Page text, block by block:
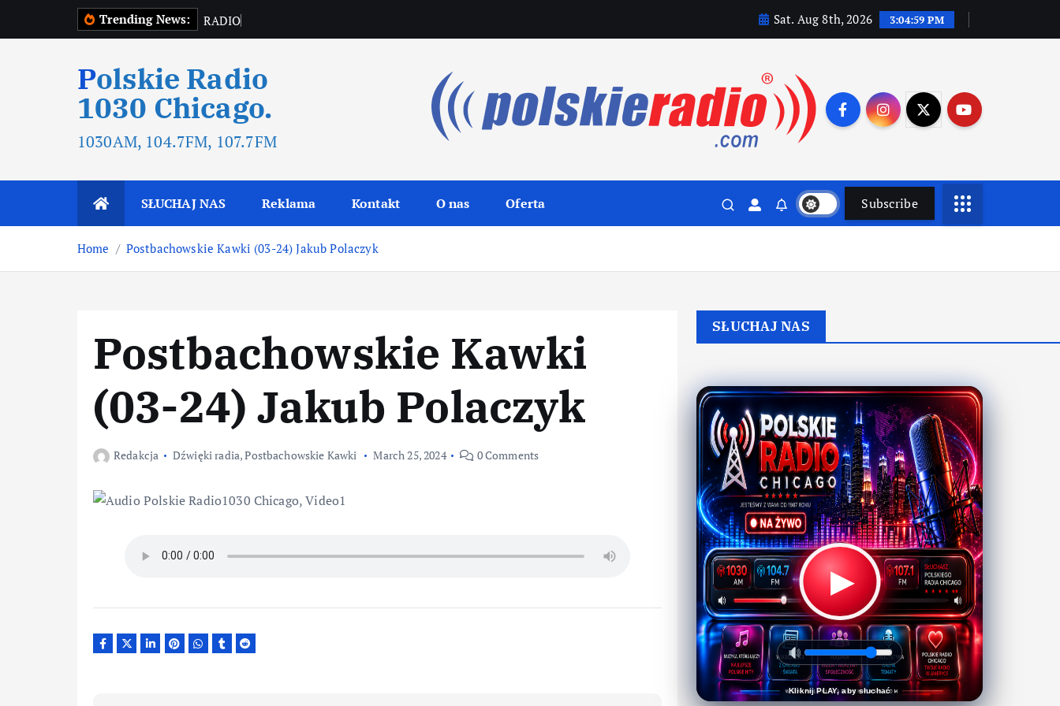
Trending News: RADIO Sat. Aug 8th, 2026 3:05:01 PM
Polskie Radio
1030 Chicago.
1030AM, 104.7FM, 107.7FM
SŁUCHAJ NAS Reklama Kontakt O nas Oferta Subscribe
Home Postbachowskie Kawki (03-24) Jakub Polaczyk
Postbachowskie Kawki
(03-24) Jakub Polaczyk
Redakcja Dźwięki radia,Postbachowskie Kawki March 25, 2024 0 Comments
SŁUCHAJ NAS
▶
Kliknij PLAY, aby słuchać